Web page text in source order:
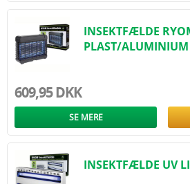
INSEKTFÆLDE
PLAST/
609,95 DKK
SE MERE
INSEKTFÆLDE UV